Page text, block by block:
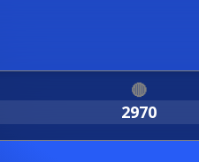
🔴
2970